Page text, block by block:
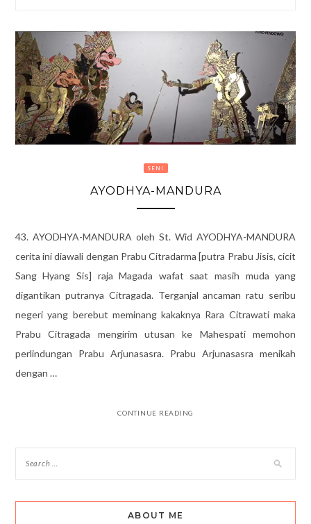
SENI
AYODHYA-MANDURA
43. AYODHYA-MANDURA oleh St. Wid AYODHYA-MANDURA
cerita ini diawali dengan Prabu Citradarma [putra Prabu Jisis, cicit
Sang Hyang Sis] raja Magada wafat saat masih muda yang
digantikan putranya Citragada. Terganjal ancaman ratu seribu
negeri yang berebut meminang kakaknya Rara Citrawati maka
Prabu Citragada mengirim utusan ke Mahespati memohon
perlindungan Prabu Arjunasasra. Prabu Arjunasasra menikah
dengan …
CONTINUE READING
ABOUT ME